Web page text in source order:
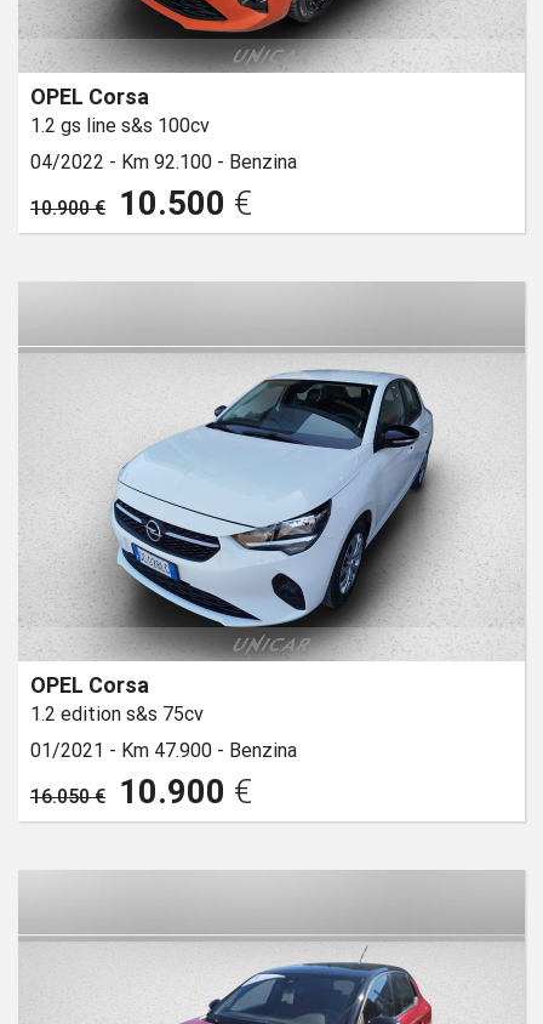
OPEL Corsa
1.2 gs line s&s 100cv
04/2022 - Km 92.100 - Benzina
10.900 €
10.500 €
OPEL Corsa
1.2 edition s&s 75cv
01/2021 - Km 47.900 - Benzina
16.050 €
10.900 €